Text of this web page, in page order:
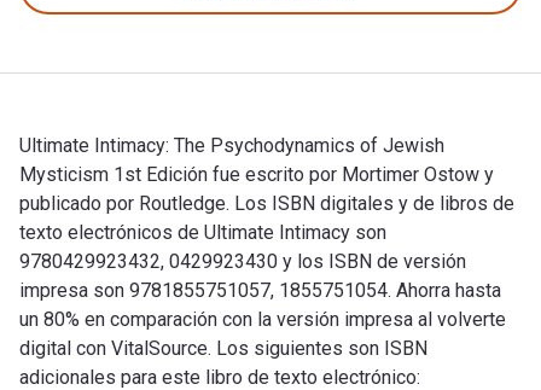
Ultimate Intimacy: The Psychodynamics of Jewish
Mysticism 1st Edición fue escrito por Mortimer Ostow y
publicado por Routledge. Los ISBN digitales y de libros de
texto electrónicos de Ultimate Intimacy son
9780429923432, 0429923430 y los ISBN de versión
impresa son 9781855751057, 1855751054. Ahorra hasta
un 80% en comparación con la versión impresa al volverte
digital con VitalSource. Los siguientes son ISBN
adicionales para este libro de texto electrónico: